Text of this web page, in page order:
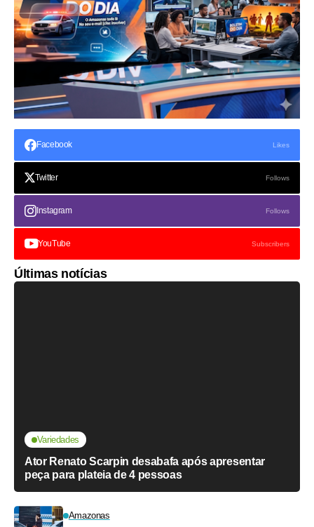
Facebook Likes
Twitter Follows
Instagram Follows
YouTube Subscribers
Últimas notícias
Variedades
Ator Renato Scarpin desabafa após apresentar
peça para plateia de 4 pessoas
Amazonas